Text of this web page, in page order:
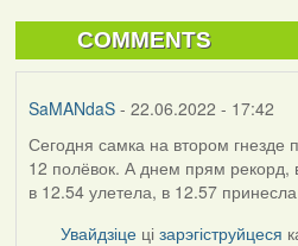
COMMENTS
SaMANdaS- 22.06.2022 - 17:42
Сегодня самка на втором гнезде
12 полёвок. А днем прям
в 12.54 улетела, в 12.57
Увайдзіце цізарэгіструйцеся